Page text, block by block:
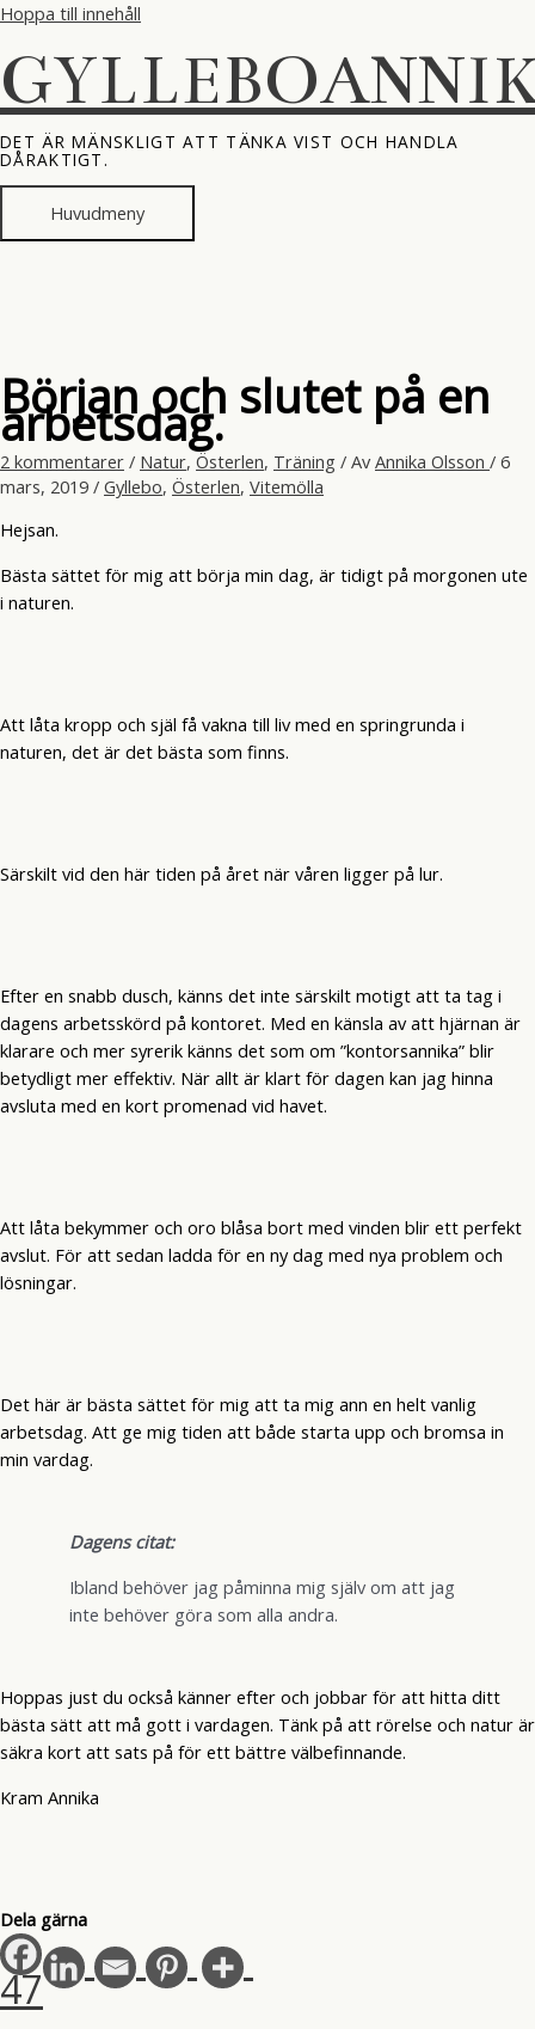
Hoppa till innehåll
DET ÄR MÄNSKLIGT ATT TÄNKA VIST OCH HANDLA
DÅRAKTIGT.
Huvudmeny
Början och slutet på en
arbetsdag.
2 kommentarer / Natur, Österlen, Träning / Av Annika Olsson / 6
mars, 2019 / Gyllebo, Österlen, Vitemölla
Hejsan.
Bästa sättet för mig att börja min dag, är tidigt på morgonen ute
i naturen.
Att låta kropp och själ få vakna till liv med en springrunda i
naturen, det är det bästa som finns.
Särskilt vid den här tiden på året när våren ligger på lur.
Efter en snabb dusch, känns det inte särskilt motigt att ta tag i
dagens arbetsskörd på kontoret. Med en känsla av att hjärnan är
klarare och mer syrerik känns det som om ”kontorsannika” blir
betydligt mer effektiv. När allt är klart för dagen kan jag hinna
avsluta med en kort promenad vid havet.
Att låta bekymmer och oro blåsa bort med vinden blir ett perfekt
avslut. För att sedan ladda för en ny dag med nya problem och
lösningar.
Det här är bästa sättet för mig att ta mig ann en helt vanlig
arbetsdag. Att ge mig tiden att både starta upp och bromsa in
min vardag.
Dagens citat:
Ibland behöver jag påminna mig själv om att jag
inte behöver göra som alla andra.
Hoppas just du också känner efter och jobbar för att hitta ditt
bästa sätt att må gott i vardagen. Tänk på att rörelse och natur är
säkra kort att sats på för ett bättre välbefinnande.
Kram Annika
Dela gärna
47